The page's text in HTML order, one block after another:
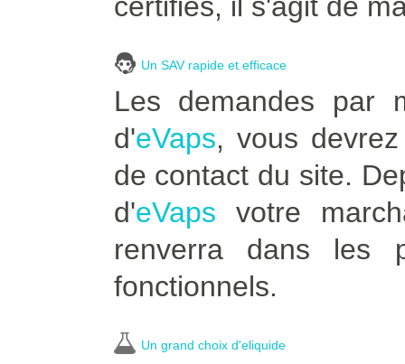
Un SAV rapide et efficace
Les demandes par
d'eVaps, vous
de contact du site.
d'eVaps votre
renverra dans les
fonctionnels.
Un grand choix d'eliquide